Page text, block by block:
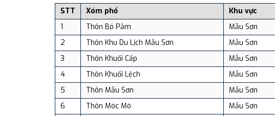
STT Xóm phố Khu vực
1
Thôn Bó Pằm Mẫu Sơn
2
Thôn Khu Du Lịch Mẫu Sơn Mẫu Sơn
3
Thôn Khuổi Cấp Mẫu Sơn
4
Thôn Khuổi Lệch Mẫu Sơn
5
Thôn Mẫu Sơn Mẫu Sơn
6
Thôn Móc Mò Mẫu Sơn